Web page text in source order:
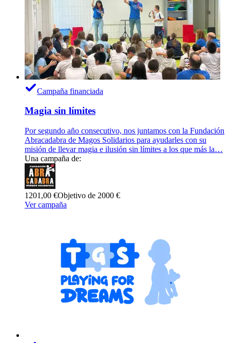
Campaña financiada
Magia sin límites
Por segundo año consecutivo, nos juntamos con la Fundación
Abracadabra de Magos Solidarios para ayudarles con su
misión de llevar magia e ilusión sin límites a los que más la…
Una campaña de:
1201,00 €Objetivo de 2000 €
Ver campaña